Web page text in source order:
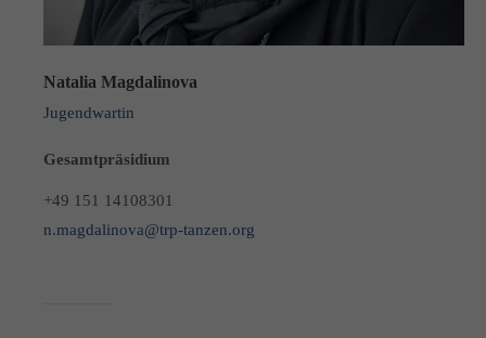
Natalia Magdalinova
Jugendwartin
Gesamtpräsidium
+49 151 14108301‬
n.magdalinova@trp-tanzen.org